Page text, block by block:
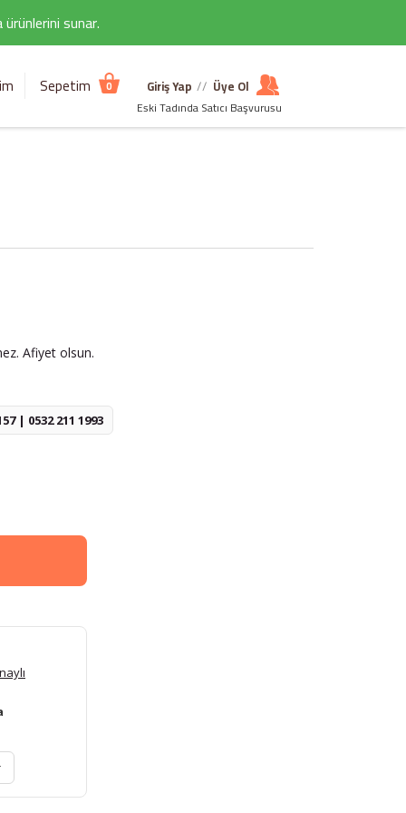
sunar.
Sepetim 0 Giriş Yap // Üye Ol
Eski Tadında Satıcı Başvurusu
Afiyet olsun.
| 0532 211 1993